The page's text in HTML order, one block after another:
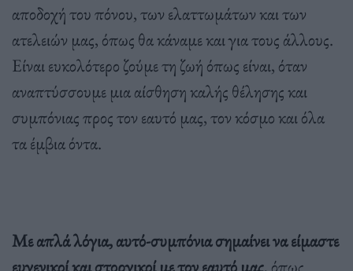
αποδοχή του πόνου, των ελαττωμάτων και των
ατελειών μας, όπως θα κάναμε και για τους άλλους.
Είναι ευκολότερο ζούμε τη ζωή όπως είναι, όταν
αναπτύσσουμε μια αίσθηση καλής θέλησης και
συμπόνιας προς τον εαυτό μας, τον κόσμο και όλα
τα έμβια όντα.
Με απλά λόγια, αυτό-συμπόνια σημαίνει να είμαστε
ευγενικοί και στοργικοί με τον εαυτό μας, όπως